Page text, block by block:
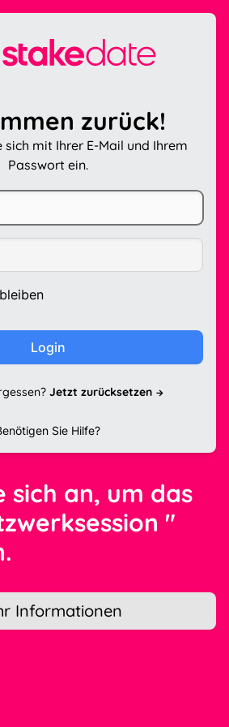
zurück!
sich mit Ihrer E-Mail und Ihrem
Passwort ein.
Login
Jetzt zurücksetzen
Sie Hilfe?
sich an, um das
"
Informationen